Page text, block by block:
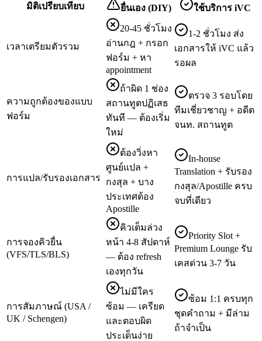
มิติเปรียบเทียบ ยื่นเอง (DIY) ใช้บริการ iVC
เวลาเตรียมตัวรวม
20-45 ชั่วโมง
อ่านกฎ + กรอก
ฟอร์ม + หา
appointment
1-2 ชั่วโมง ส่ง
เอกสารให้ iVC แล้ว
รอผล
ความถูกต้องของแบบ
ฟอร์ม
ถ้าผิด 1 ช่อง
สถานทูตปฏิเสธ
ทันที — ต้องเริ่ม
ใหม่
ตรวจ 3 รอบโดย
ทีมเชี่ยวชาญ + อดีต
จนท. สถานทูต
การแปล/รับรองเอกสาร
ต้องวิ่งหา
ศูนย์แปล +
กงสุล + บาง
ประเทศต้อง
Apostille
In-house
Translation + รับรอง
กงสุล/Apostille ครบ
จบที่เดียว
การจองคิวยื่น
(VFS/TLS/BLS)
คิวเต็มล่วง
หน้า 4-8 สัปดาห์
— ต้อง refresh
เองทุกวัน
Priority Slot +
Premium Lounge รับ
เคสด่วน 3-7 วัน
การสัมภาษณ์ (USA /
UK / Schengen)
ไม่มีใคร
ซ้อม — เครียด
และตอบผิด
ประเด็นง่าย
ซ้อม 1:1 ครบทุก
ชุดคำถาม + มีล่าม
ถ้าจำเป็น